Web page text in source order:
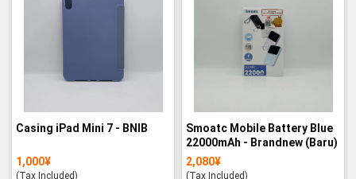
Casing iPad Mini 7 - BNIB
1,000¥
(Tax Included)
Smoatc Mobile Battery Blue
22000mAh - Brandnew (Baru)
2,080¥
(Tax Included)